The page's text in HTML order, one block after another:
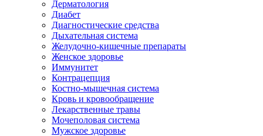
Дерматология
Диабет
Диагностические средства
Дыхательная система
Желудочно-кишечные препараты
Женское здоровье
Иммунитет
Контрацепция
Костно-мышечная система
Кровь и кровообращение
Лекарственные травы
Мочеполовая система
Мужское здоровье